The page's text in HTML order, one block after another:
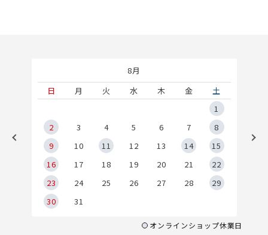
8月
日
月 火 水 木 金
土
1
2
3 4 5 6 7
8
9
10 11 12 13 14
15
16
17 18 19 20 21
22
23
24 25 26 27 28
29
30
31
オンラインショップ休業日